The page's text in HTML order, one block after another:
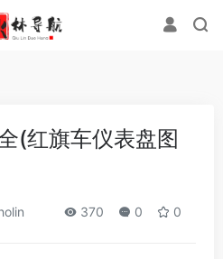
(红旗车仪表盘图
370 0 0